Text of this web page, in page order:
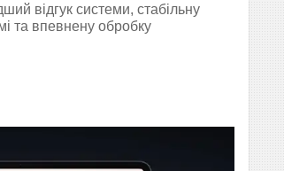
відгук системи, стабільну
та впевнену обробку